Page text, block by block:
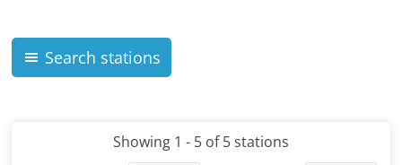
Search stations
Showing 1 - 5 of 5 stations